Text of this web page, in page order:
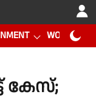
WORLD CUP
കേസ്;